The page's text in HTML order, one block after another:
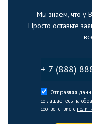
Мы знаем, что у
Просто оставьте
Отправляя
соглашаетесь на
соответствие с